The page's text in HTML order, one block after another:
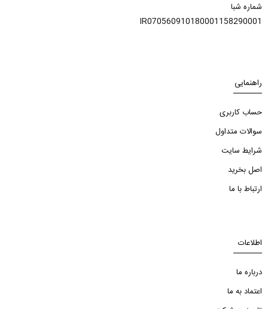
شماره شبا
IR070560910180001158290001
راهنمایی
حساب کاربری
سوالات متداول
شرایط سایت
اصل بخرید
ارتباط با ما
اطلاعات
درباره ما
اعتماد به ما